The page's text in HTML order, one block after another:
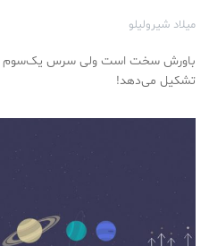
میلاد شیرولیلو
باورش سخت است ولی سرس یک‌سوم
تشکیل می‌دهد!